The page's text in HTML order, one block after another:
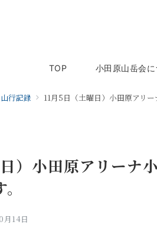
TOP 小田原山岳会
山行記録 11月5日（土曜日）小田原アリ
）小田原アリーナ
月14日